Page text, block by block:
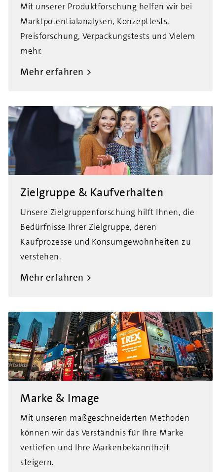
Mit unserer Produktforschung helfen wir bei
Marktpotentialanalysen, Konzepttests,
Preisforschung, Verpackungstests und Vielem
mehr.
Mehr erfahren
Zielgruppe & Kaufverhalten
Unsere Zielgruppenforschung hilft Ihnen, die
Bedürfnisse Ihrer Zielgruppe, deren
Kaufprozesse und Konsumgewohnheiten zu
verstehen.
Mehr erfahren
Marke & Image
Mit unseren maßgeschneiderten Methoden
können wir das Verständnis für Ihre Marke
vertiefen und Ihre Markenbekanntheit
steigern.